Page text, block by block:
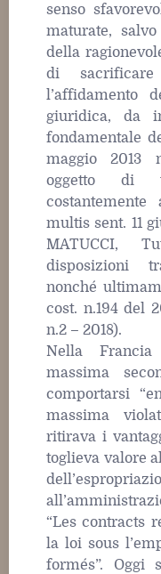
senso
maturate,
della
di
l’affidamento
giuridica, da
fondamentale
maggio 2013
oggetto di
multis sent. 11
MATUCCI,
disposizioni
nonché
cost. n.194 del
n.2 – 2018).
Nella Francia
massima
comportarsi
massima
ritirava i
toglieva valore
“Les contracts
la loi sous
formés”. Oggi